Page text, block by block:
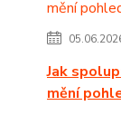
Jak
mění